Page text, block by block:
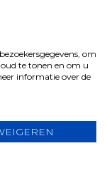
om
te tonen en om u
informatie over de